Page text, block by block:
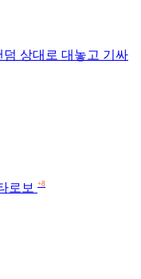
상대로 대놓고 기싸
로보 +8